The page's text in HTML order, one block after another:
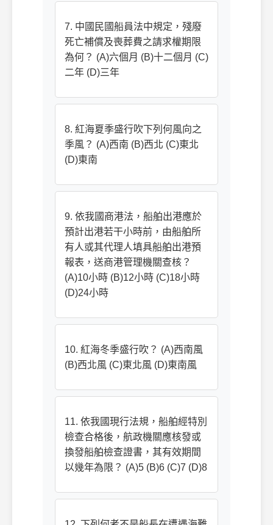
7. 中國民國船員法中規定，殘廢
死亡補償及喪葬費之請求權期限
為何？ (A)六個月 (B)十二個月 (C)
二年 (D)三年
8. 紅海夏季盛行吹下列何風向之
季風？ (A)西南 (B)西北 (C)東北
(D)東南
9. 依我國商港法，船舶出港應於
預計出港若干小時前，由船舶所
有人或其代理人填具船舶出港預
報表，送商港管理機關查核？
(A)10小時 (B)12小時 (C)18小時
(D)24小時
10. 紅海冬季盛行吹？ (A)西南風
(B)西北風 (C)東北風 (D)東南風
11. 依我國現行法規，船舶經特別
檢查合格後，航政機關應核發或
換發船舶檢查證書，其有效期間
以幾年為限？ (A)5 (B)6 (C)7 (D)8